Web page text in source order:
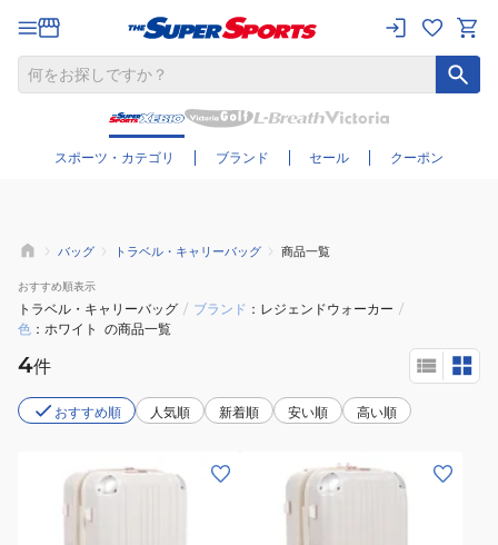
スポーツ・カテゴリ ブランド セール クーポン
さらに絞り込む
バッグ トラベル・キャリーバッグ 商品一覧
おすすめ順表示
トラベル・キャリーバッグ / ブランド レジェンドウォーカー /
色
ホワイト の商品一覧
4件
おすすめ順 人気順 新着順 安い順 高い順